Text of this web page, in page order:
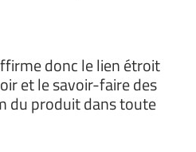
donc le lien étroit
et le savoir-faire des
du produit dans toute